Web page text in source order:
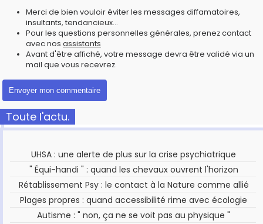
Merci de bien vouloir éviter les messages diffamatoires,
insultants, tendancieux...
Pour les questions personnelles générales, prenez contact
avec nos assistants
Avant d'être affiché, votre message devra être validé via un
mail que vous recevrez.
Toute l'actu.
UHSA : une alerte de plus sur la crise psychiatrique
" Équi-handi " : quand les chevaux ouvrent l'horizon
Rétablissement Psy : le contact à la Nature comme allié
Plages propres : quand accessibilité rime avec écologie
Autisme : " non, ça ne se voit pas au physique "